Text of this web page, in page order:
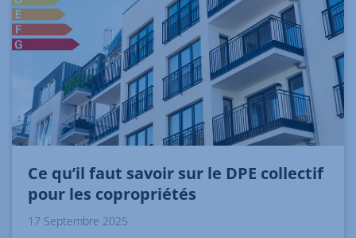
Ce qu’il faut savoir sur le DPE collectif
pour les copropriétés
17 Septembre 2025